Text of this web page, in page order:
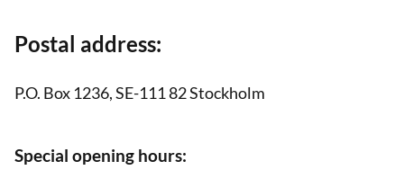
Postal address:
P.O. Box 1236, SE-111 82 Stockholm
Special opening hours: